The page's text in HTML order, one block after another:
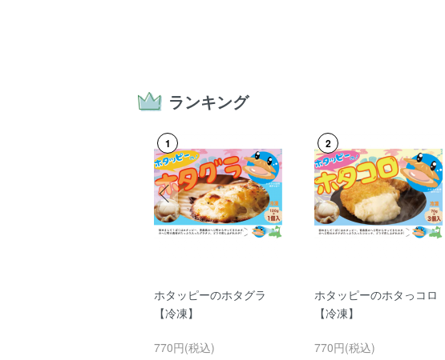
ランキング
1
ホタッピーのホタグラ
【冷凍】
770円(税込)
2
ホタッピーのホタっコロ
【冷凍】
770円(税込)